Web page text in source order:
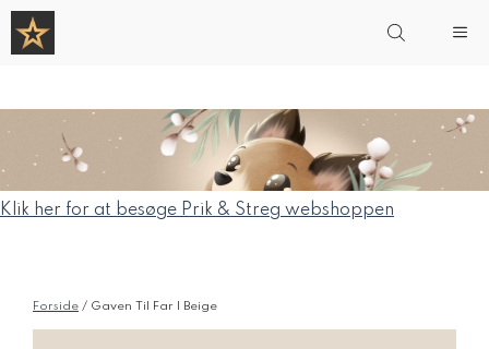
Hop
indhold
Klik her for at besøge Prik & Streg webshoppen
Forside / Gaven Til Far | Beige